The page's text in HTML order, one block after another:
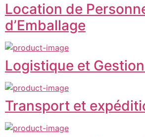
Location de
d’Emballage
Logistique et
Transport et